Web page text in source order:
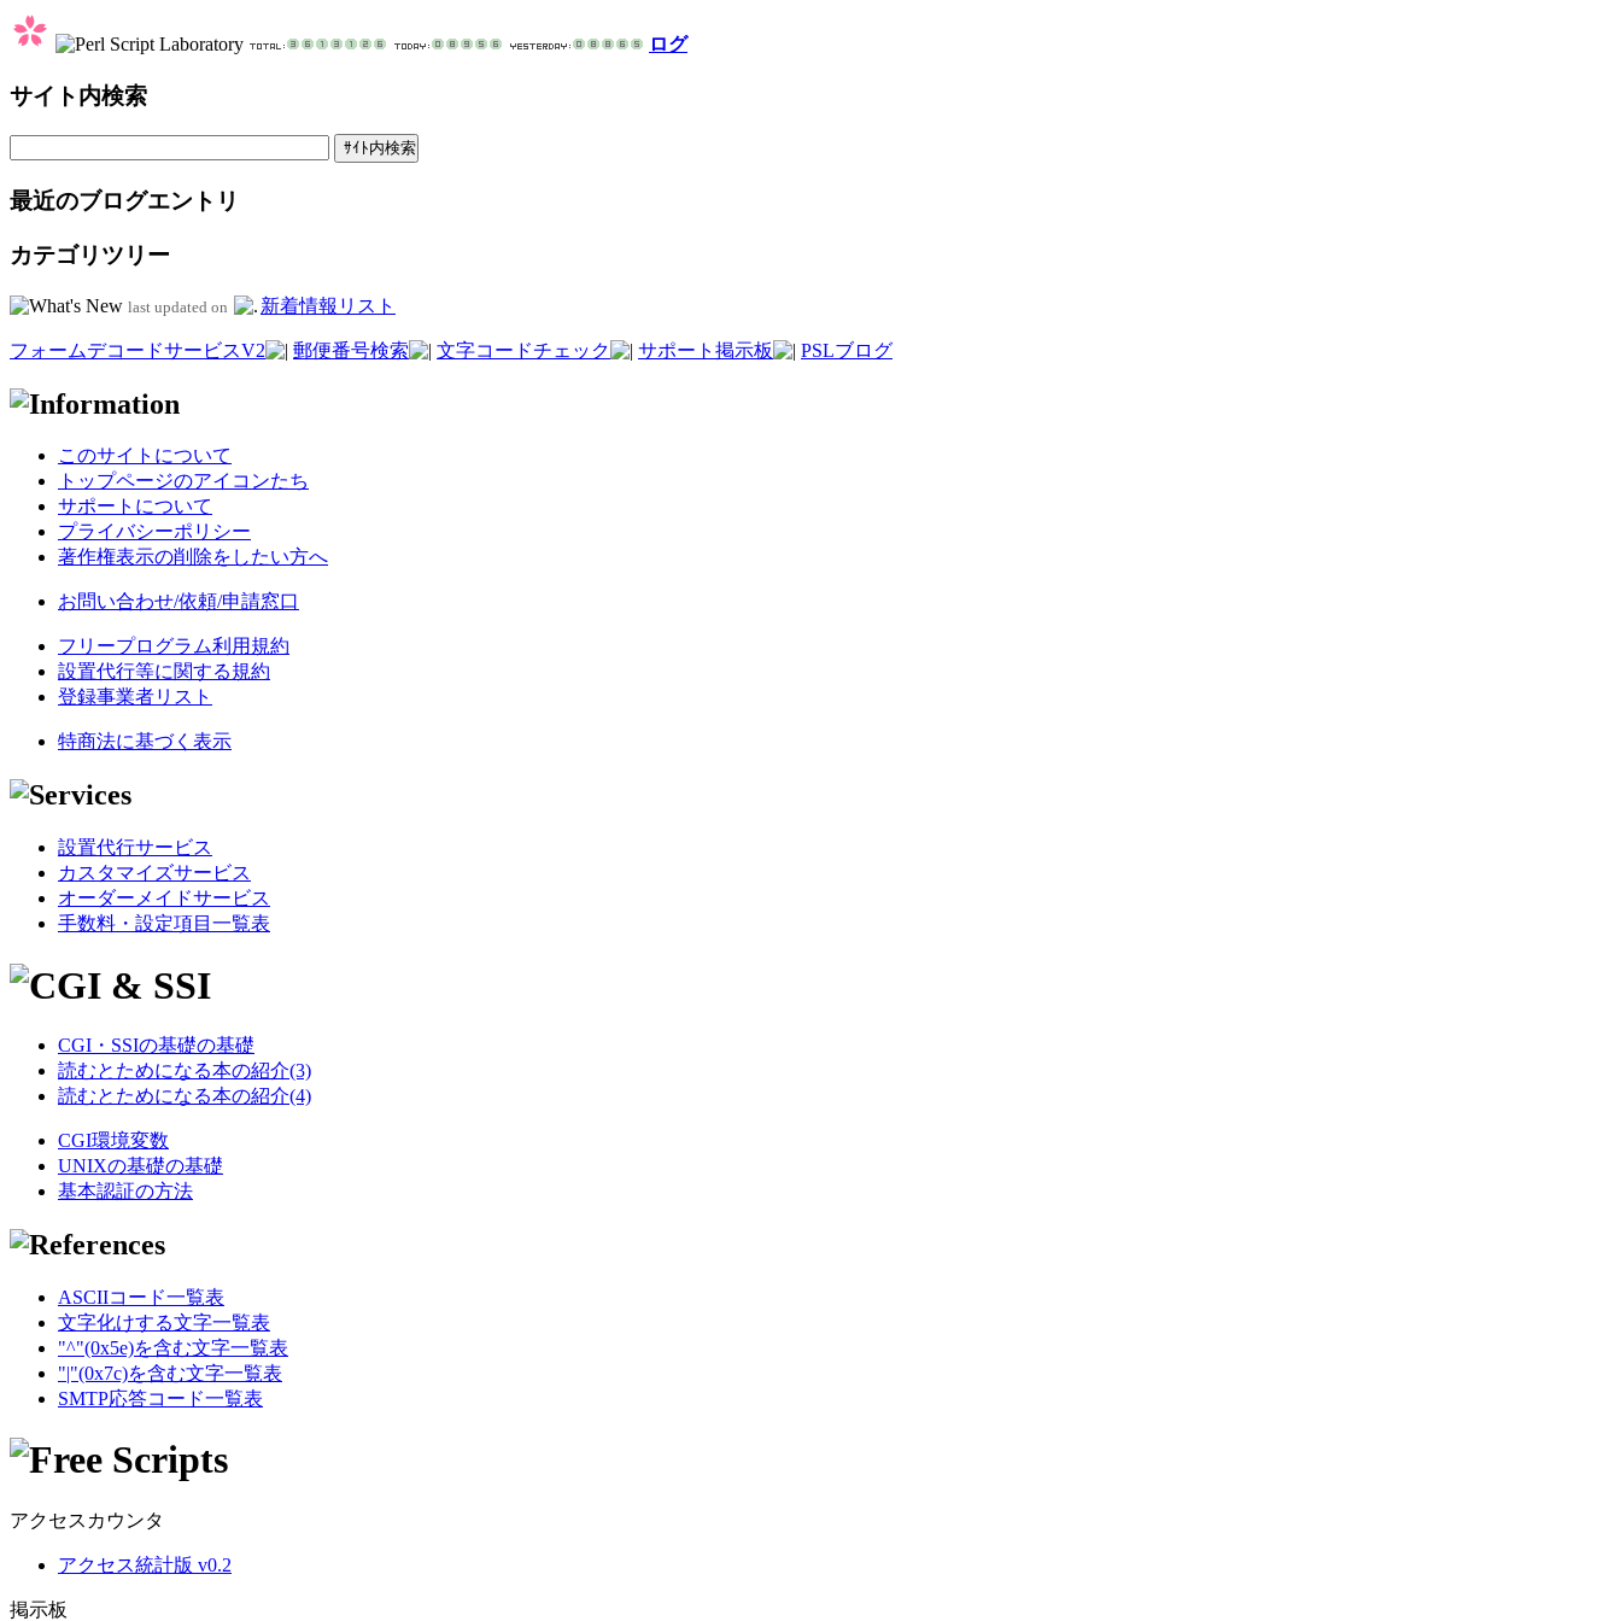
ログ
サイト内検索
最近のブログエントリ
カテゴリツリー
last updated on 新着情報リスト
フォームデコードサービスV2 郵便番号検索 文字コードチェック サポート掲示板 PSLブログ
このサイトについて
トップページのアイコンたち
サポートについて
プライバシーポリシー
著作権表示の削除をしたい方へ
お問い合わせ/依頼/申請窓口
フリープログラム利用規約
設置代行等に関する規約
登録事業者リスト
特商法に基づく表示
設置代行サービス
カスタマイズサービス
オーダーメイドサービス
手数料・設定項目一覧表
CGI・SSIの基礎の基礎
読むとためになる本の紹介(3)
読むとためになる本の紹介(4)
CGI環境変数
UNIXの基礎の基礎
基本認証の方法
ASCIIコード一覧表
文字化けする文字一覧表
"^"(0x5e)を含む文字一覧表
"|"(0x7c)を含む文字一覧表
SMTP応答コード一覧表
アクセスカウンタ
アクセス統計版 v0.2
掲示板